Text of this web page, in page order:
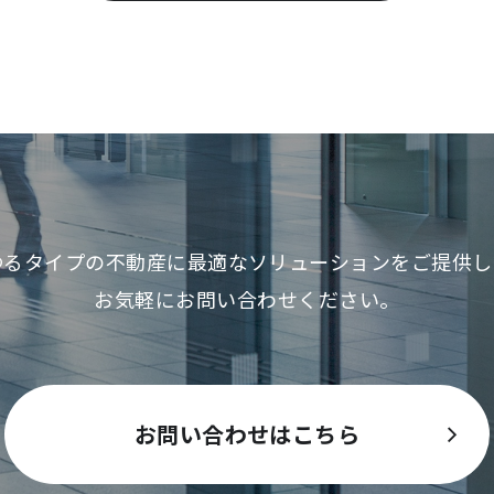
タイプの不動産に最適なソリューションをご提供
お気軽にお問い合わせください。
お問い合わせはこちら